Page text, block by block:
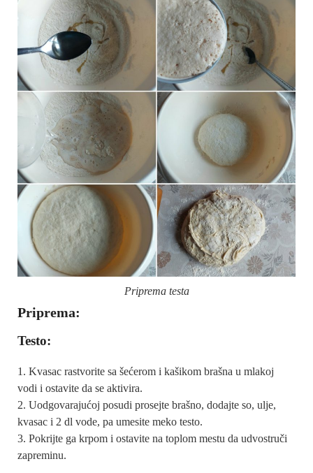
Priprema testa
Priprema:
Testo:
Kvasac rastvorite sa šećerom i kašikom brašna u mlakoj
vodi i ostavite da se aktivira.
Uodgovarajućoj posudi prosejte brašno, dodajte so, ulje,
kvasac i 2 dl vode, pa umesite meko testo.
Pokrijte ga krpom i ostavite na toplom mestu da udvostruči
zapreminu.